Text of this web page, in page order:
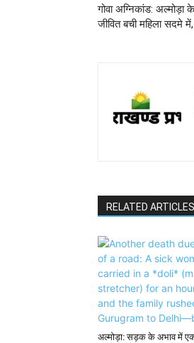
गोवा अग्निकांड:
जीवित बची महिला सदमे
RELATED ARTICLES
अल्मोड़ा: सड़क के अभाव में एक